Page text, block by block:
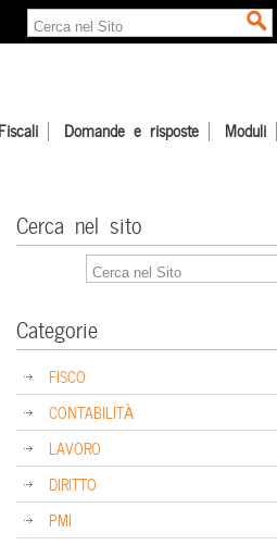
Domande e risposte Moduli
Cerca nel sito
Categorie
FISCO
CONTABILITÀ
LAVORO
DIRITTO
PMI